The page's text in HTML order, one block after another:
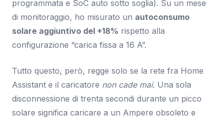
programmata e SoC auto sotto soglia). Su un mese
di monitoraggio, ho misurato un autoconsumo
solare aggiuntivo del +18% rispetto alla
configurazione “carica fissa a 16 A”.
Tutto questo, però, regge solo se la rete fra Home
Assistant e il caricatore non cade mai. Una sola
disconnessione di trenta secondi durante un picco
solare significa caricare a un Ampere obsoleto e